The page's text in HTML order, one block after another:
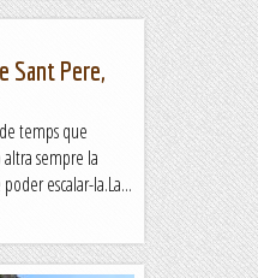
Sant Pere,
temps que
sempre la
escalar-la.La...